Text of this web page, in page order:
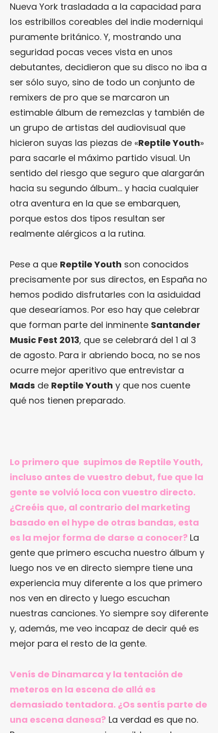
Nueva York trasladada a la capacidad para
los estribillos coreables del indie moderniqui
puramente británico. Y, mostrando una
seguridad pocas veces vista en unos
debutantes, decidieron que su disco no iba a
ser sólo suyo, sino de todo un conjunto de
remixers de pro que se marcaron un
estimable álbum de remezclas y también de
un grupo de artistas del audiovisual que
hicieron suyas las piezas de «Reptile Youth»
para sacarle el máximo partido visual. Un
sentido del riesgo que seguro que alargarán
hacia su segundo álbum… y hacia cualquier
otra aventura en la que se embarquen,
porque estos dos tipos resultan ser
realmente alérgicos a la rutina.
Pese a que Reptile Youth son conocidos
precisamente por sus directos, en España no
hemos podido disfrutarles con la asiduidad
que desearíamos. Por eso hay que celebrar
que forman parte del inminente Santander
Music Fest 2013, que se celebrará del 1 al 3
de agosto. Para ir abriendo boca, no se nos
ocurre mejor aperitivo que entrevistar a
Mads de Reptile Youth y que nos cuente
qué nos tienen preparado.
Lo primero que supimos de Reptile Youth,
incluso antes de vuestro debut, fue que la
gente se volvió loca con vuestro directo.
¿Creéis que, al contrario del marketing
basado en el hype de otras bandas, esta
es la mejor forma de darse a conocer? La
gente que primero escucha nuestro álbum y
luego nos ve en directo siempre tiene una
experiencia muy diferente a los que primero
nos ven en directo y luego escuchan
nuestras canciones. Yo siempre soy diferente
y, además, me veo incapaz de decir qué es
mejor para el resto de la gente.
Venís de Dinamarca y la tentación de
meteros en la escena de allá es
demasiado tentadora. ¿Os sentís parte de
una escena danesa? La verdad es que no.